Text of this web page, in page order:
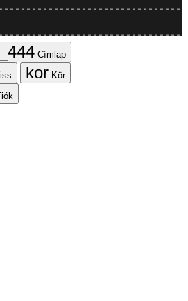
Címlap
Kör